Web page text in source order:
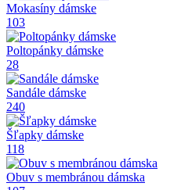
Mokasíny dámske
103
Poltopánky dámske
28
Sandále dámske
240
Šľapky dámske
118
Obuv s membránou dámska